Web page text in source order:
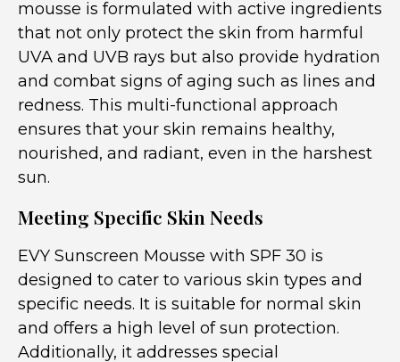
mousse is formulated with active ingredients
that not only protect the skin from harmful
UVA and UVB rays but also provide hydration
and combat signs of aging such as lines and
redness. This multi-functional approach
ensures that your skin remains healthy,
nourished, and radiant, even in the harshest
sun.
Meeting Specific Skin Needs
EVY Sunscreen Mousse with SPF 30 is
designed to cater to various skin types and
specific needs. It is suitable for normal skin
and offers a high level of sun protection.
Additionally, it addresses special